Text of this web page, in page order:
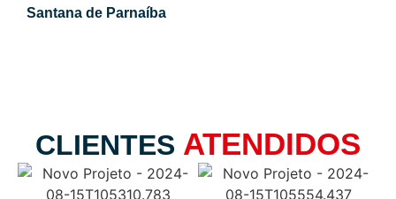
Santana de Parnaíba
CLIENTES ATENDIDOS